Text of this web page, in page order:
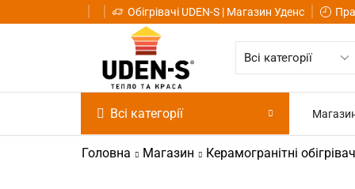
Обігрівачі UDEN-S | Магазин Уденс
Всі категорії
Головна Магазин Керамогранітні